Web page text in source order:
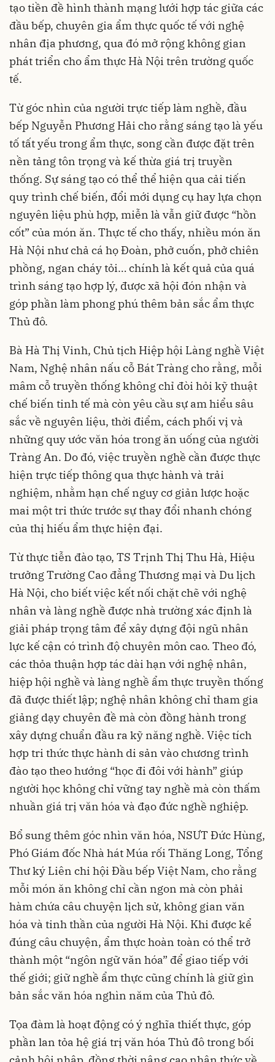
tạo tiền đề hình thành mạng lưới hợp tác giữa các
đầu bếp, chuyên gia ẩm thực quốc tế với nghệ
nhân địa phương, qua đó mở rộng không gian
phát triển cho ẩm thực Hà Nội trên trường quốc
tế.
Từ góc nhìn của người trực tiếp làm nghề, đầu
bếp Nguyễn Phương Hải cho rằng sáng tạo là yếu
tố tất yếu trong ẩm thực, song cần được đặt trên
nền tảng tôn trọng và kế thừa giá trị truyền
thống. Sự sáng tạo có thể thể hiện qua cải tiến
quy trình chế biến, đổi mới dụng cụ hay lựa chọn
nguyên liệu phù hợp, miễn là vẫn giữ được “hồn
cốt” của món ăn. Thực tế cho thấy, nhiều món ăn
Hà Nội như chả cá họ Đoàn, phở cuốn, phở chiên
phồng, ngan cháy tỏi… chính là kết quả của quá
trình sáng tạo hợp lý, được xã hội đón nhận và
góp phần làm phong phú thêm bản sắc ẩm thực
Thủ đô.
Bà Hà Thị Vinh, Chủ tịch Hiệp hội Làng nghề Việt
Nam, Nghệ nhân nấu cỗ Bát Tràng cho rằng, mỗi
mâm cỗ truyền thống không chỉ đòi hỏi kỹ thuật
chế biến tinh tế mà còn yêu cầu sự am hiểu sâu
sắc về nguyên liệu, thời điểm, cách phối vị và
những quy ước văn hóa trong ăn uống của người
Tràng An. Do đó, việc truyền nghề cần được thực
hiện trực tiếp thông qua thực hành và trải
nghiệm, nhằm hạn chế nguy cơ giản lược hoặc
mai một tri thức trước sự thay đổi nhanh chóng
của thị hiếu ẩm thực hiện đại.
Từ thực tiễn đào tạo, TS Trịnh Thị Thu Hà, Hiệu
trưởng Trường Cao đẳng Thương mại và Du lịch
Hà Nội, cho biết việc kết nối chặt chẽ với nghệ
nhân và làng nghề được nhà trường xác định là
giải pháp trọng tâm để xây dựng đội ngũ nhân
lực kế cận có trình độ chuyên môn cao. Theo đó,
các thỏa thuận hợp tác dài hạn với nghệ nhân,
hiệp hội nghề và làng nghề ẩm thực truyền thống
đã được thiết lập; nghệ nhân không chỉ tham gia
giảng dạy chuyên đề mà còn đồng hành trong
xây dựng chuẩn đầu ra kỹ năng nghề. Việc tích
hợp tri thức thực hành di sản vào chương trình
đào tạo theo hướng “học đi đôi với hành” giúp
người học không chỉ vững tay nghề mà còn thấm
nhuần giá trị văn hóa và đạo đức nghề nghiệp.
Bổ sung thêm góc nhìn văn hóa, NSƯT Đức Hùng,
Phó Giám đốc Nhà hát Múa rối Thăng Long, Tổng
Thư ký Liên chi hội Đầu bếp Việt Nam, cho rằng
mỗi món ăn không chỉ cần ngon mà còn phải
hàm chứa câu chuyện lịch sử, không gian văn
hóa và tinh thần của người Hà Nội. Khi được kể
đúng câu chuyện, ẩm thực hoàn toàn có thể trở
thành một “ngôn ngữ văn hóa” để giao tiếp với
thế giới; giữ nghề ẩm thực cũng chính là giữ gìn
bản sắc văn hóa nghìn năm của Thủ đô.
Tọa đàm là hoạt động có ý nghĩa thiết thực, góp
phần lan tỏa hệ giá trị văn hóa Thủ đô trong bối